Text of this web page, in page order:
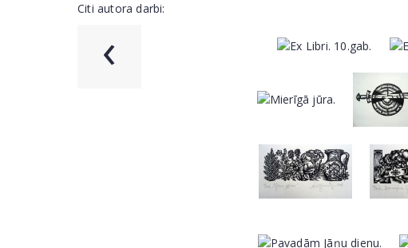
Citi autora darbi:
‹